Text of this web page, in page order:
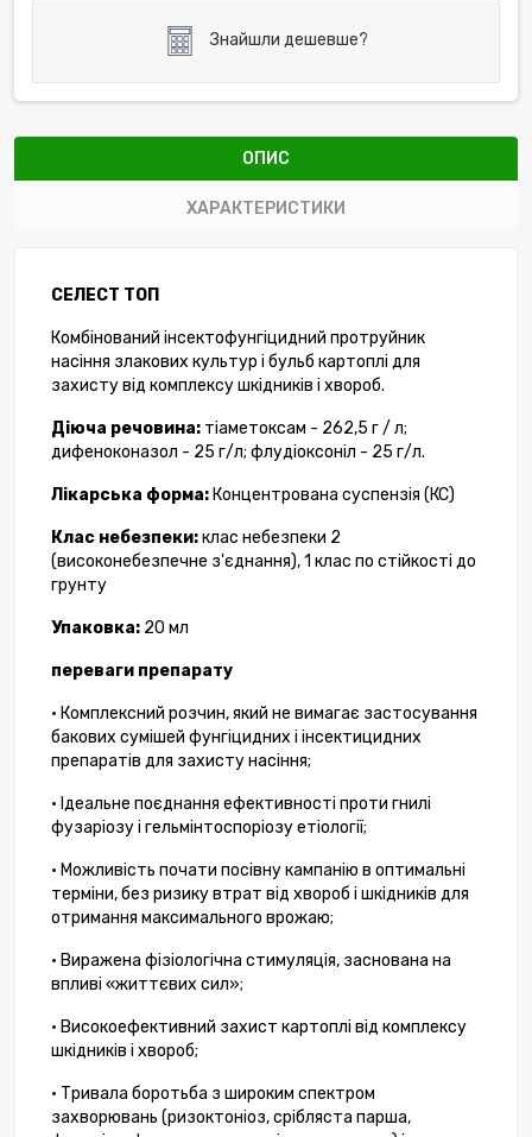
Знайшли дешевше?
ОПИС
ХАРАКТЕРИСТИКИ
СЕЛЕСТ ТОП
Комбінований інсектофунгіцидний протруйник
насіння злакових культур і бульб картоплі для
захисту від комплексу шкідників і хвороб.
Діюча речовина: тіаметоксам - 262,5 г / л;
дифеноконазол - 25 г/л; флудіоксоніл - 25 г/л.
Лікарська форма: Концентрована суспензія (КС)
Клас небезпеки:клас небезпеки 2
(високонебезпечне з'єднання), 1 клас по стійкості до
грунту
Упаковка: 20 мл
переваги препарату
• Комплексний розчин, який не вимагає застосування
бакових сумішей фунгіцидних і інсектицидних
препаратів для захисту насіння;
• Ідеальне поєднання ефективності проти гнилі
фузаріозу і гельмінтоспоріозу етіології;
• Можливість почати посівну кампанію в оптимальні
терміни, без ризику втрат від хвороб і шкідників для
отримання максимального врожаю;
• Виражена фізіологічна стимуляція, заснована на
впливі «життєвих сил»;
• Високоефективний захист картоплі від комплексу
шкідників і хвороб;
• Тривала боротьба з широким спектром
захворювань (ризоктоніоз, срібляста парша,